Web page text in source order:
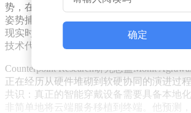
势，在健康监测领域构建起显著壁垒。其
姿势捕捉、高频睡眠呼吸监测等功能，均
现实时反馈，用户体验较依赖云端算力的
技术代差使得安卓阵营产品在高端市场面临
Counterpoint Research研究总监Mohit
正在经历从硬件堆砌到软硬协同的演进过
共识：真正的智能穿戴设备需要具备本地
非简单地将云端服务移植到终端。他预测
确定